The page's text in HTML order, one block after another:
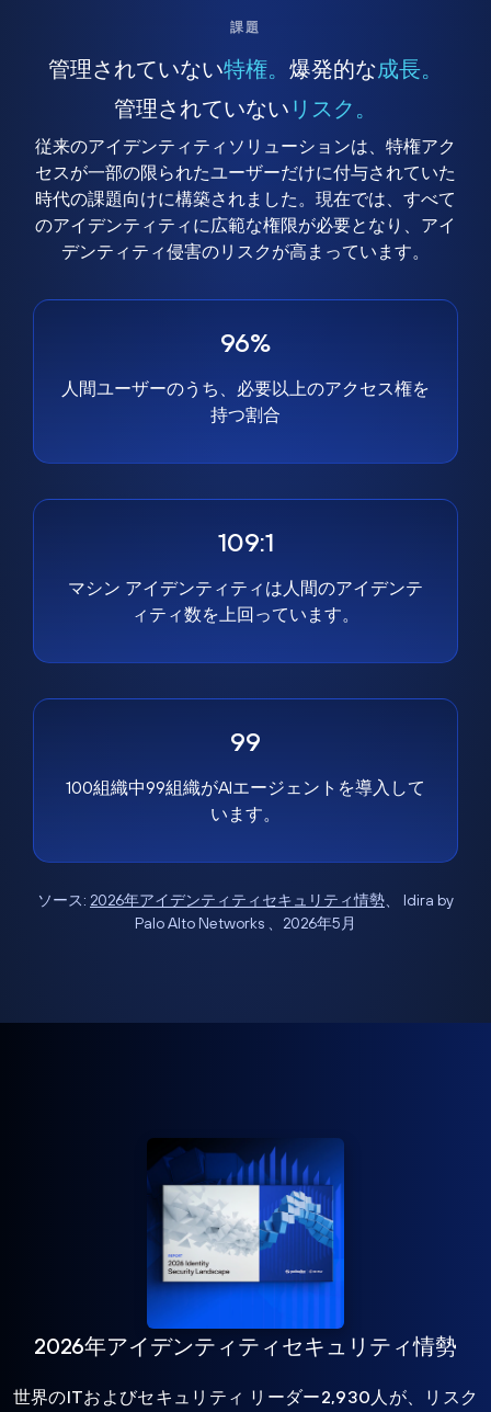
課題
管理されていない特権。 爆発的な成長。
管理されていない リスク。
従来のアイデンティティソリューションは、特権アク
セスが一部の限られたユーザーだけに付与されていた
時代の課題向けに構築されました。現在では、すべて
のアイデンティティに広範な権限が必要となり、アイ
デンティティ侵害のリスクが高まっています。
96%
人間ユーザーのうち、必要以上のアクセス権を
持つ割合
109:1
マシン アイデンティティは人間のアイデンテ
ィティ数を上回っています。
99
100組織中99組織がAIエージェントを導入して
います。
ソース: 2026年アイデンティティセキュリティ情勢、 Idira by
Palo Alto Networks 、2026年5月
2026年アイデンティティセキュリティ情勢
世界のITおよびセキュリティ リーダー2,930人が、リスク